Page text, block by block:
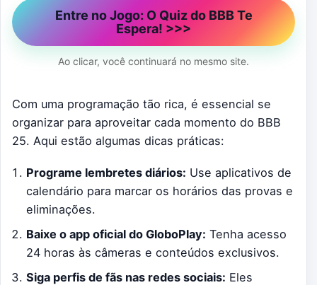
Entre no Jogo: O Quiz do BBB Te
Espera! >>>
Ao clicar, você continuará no mesmo site.
Com uma programação tão rica, é essencial se
organizar para aproveitar cada momento do BBB
25. Aqui estão algumas dicas práticas:
Programe lembretes diários: Use aplicativos de
calendário para marcar os horários das provas e
eliminações.
Baixe o app oficial do GloboPlay: Tenha acesso
24 horas às câmeras e conteúdos exclusivos.
Siga perfis de fãs nas redes sociais: Eles